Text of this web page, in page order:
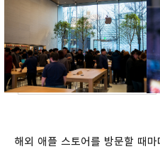
해외 애플 스토어를 방문할 때